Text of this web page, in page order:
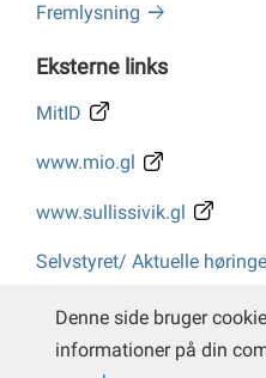
Fremlysning
Eksterne links
MitID
www.mio.gl
www.sullissivik.gl
Selvstyret/ Aktuelle
Whistleblower
Denne side bruger
informationer på din